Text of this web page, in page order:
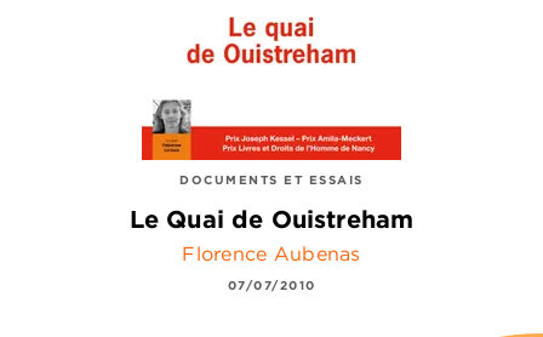
DOCUMENTS ET ESSAIS
Le Quai de Ouistreham
Florence Aubenas
07/07/2010